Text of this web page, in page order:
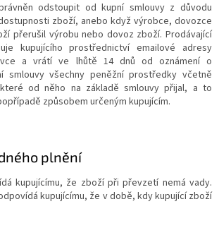
odstoupit od kupní smlouvy z důvodu
zboží, anebo když výrobce, dovozce
přerušil výrobu nebo dovoz zboží. Prodávající
kupujícího prostřednictví emailové adresy
a vrátí ve lhůtě 14 dnů od oznámení o
smlouvy všechny peněžní prostředky včetně
od něho na základě smlouvy přijal, a to
způsobem určeným kupujícím.
plnění
kupujícímu, že zboží při převzetí nemá vady.
kupujícímu, že v době, kdy kupující zboží